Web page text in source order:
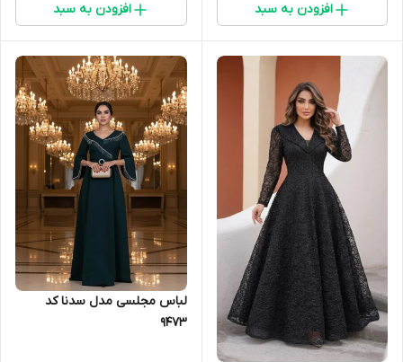
افزودن به سبد افزودن به سبد
لباس مجلسی مدل سدنا کد
9473